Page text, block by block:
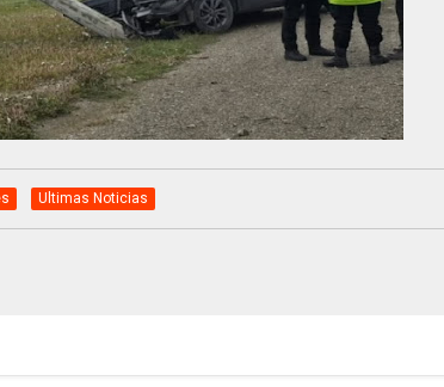
Ultimas Noticias